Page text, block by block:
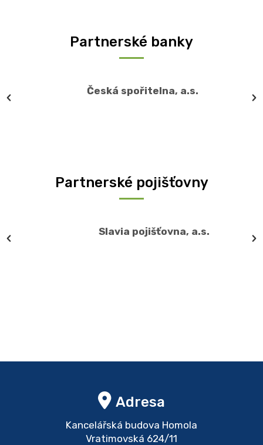
Partnerské banky
Česká spořitelna, a.s.
Partnerské pojišťovny
Slavia pojišťovna, a.s.
Adresa
Kancelářská budova Homola
Vratimovská 624/11